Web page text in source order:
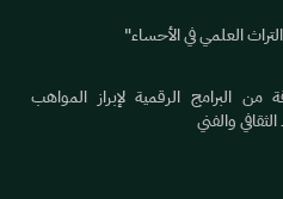
العلمي في الأحساء"
البرامج الرقمية لإبراز المواهب
والفني